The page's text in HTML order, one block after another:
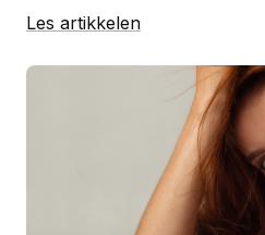
Les artikkelen